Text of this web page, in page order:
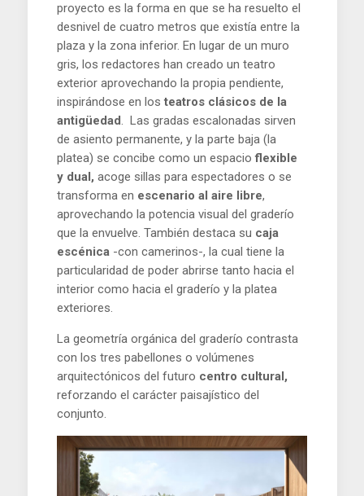
proyecto es la forma en que se ha resuelto el
desnivel de cuatro metros que existía entre la
plaza y la zona inferior. En lugar de un muro
gris, los redactores han creado un teatro
exterior aprovechando la propia pendiente,
inspirándose en losteatros clásicos de la
antigüedad. Las gradas escalonadas sirven
de asiento permanente, y la parte baja (la
platea) se concibe como un espacioflexible
y dual,acoge sillas para espectadores o se
transforma en escenario al aire libre,
aprovechando la potencia visual del graderío
que la envuelve. También destaca su caja
escénica -con camerinos-, la cual tiene la
particularidad de poder abrirse tanto hacia el
interior como hacia el graderío y la platea
exteriores.
La geometría orgánica del graderío contrasta
con los tres pabellones o volúmenes
arquitectónicos del futuro centro cultural,
reforzando el carácter paisajístico del
conjunto.